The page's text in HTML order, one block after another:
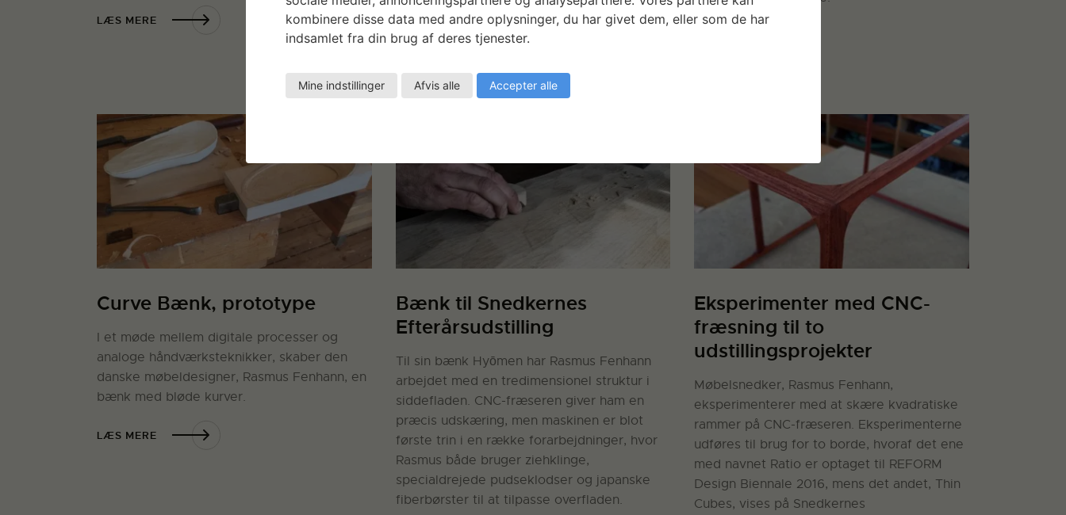
LÆS MERE
beregnes matematisk og som findes
mange…Læs mere
LÆS MERE
Curve Bænk, prototype
I et møde mellem digitale processer og
analoge håndværksteknikker, skaber den
danske møbeldesigner, Rasmus Fenhann, en
bænk med bløde kurver.
LÆS MERE
Bænk til Snedkernes
Efterårsudstilling
Til sin bænk Hyōmen har Rasmus Fenhann
arbejdet med en tredimensionel struktur i
siddefladen. CNC-fræseren giver ham en
præcis udskæring, men maskinen er blot
første trin i en række forarbejdninger, hvor
Rasmus både bruger ziehklinge,
specialdrejede pudseklodser og japanske
fiberbørster til at tilpasse overfladen.
Eksperimenter med CNC-
fræsning til to
udstillingsprojekter
Møbelsnedker, Rasmus Fenhann,
eksperimenterer med at skære kvadratiske
rammer på CNC-fræseren. Eksperimenterne
udføres til brug for to borde, hvoraf det ene
med navnet Ratio er optaget til REFORM
Design Biennale 2016, mens det andet, Thin
Cubes, vises på Snedkernes
kombinere disse data med andre oplysninger, du har givet dem, eller som de har
indsamlet fra din brug af deres tjenester.
Mine indstillinger Afvis alle Accepter alle